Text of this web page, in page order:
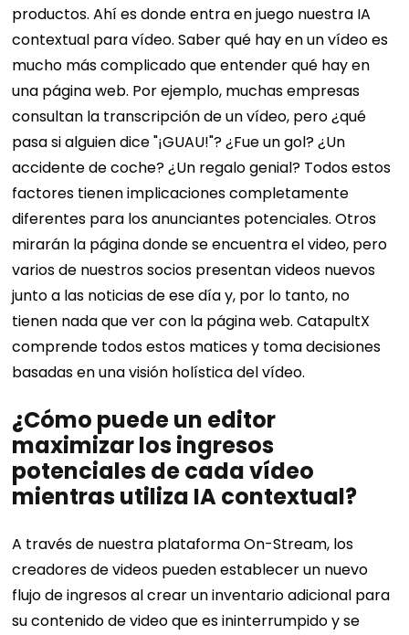
productos. Ahí es donde entra en juego nuestra IA
contextual para vídeo. Saber qué hay en un vídeo es
mucho más complicado que entender qué hay en
una página web. Por ejemplo, muchas empresas
consultan la transcripción de un vídeo, pero ¿qué
pasa si alguien dice "¡GUAU!"? ¿Fue un gol? ¿Un
accidente de coche? ¿Un regalo genial? Todos estos
factores tienen implicaciones completamente
diferentes para los anunciantes potenciales. Otros
mirarán la página donde se encuentra el video, pero
varios de nuestros socios presentan videos nuevos
junto a las noticias de ese día y, por lo tanto, no
tienen nada que ver con la página web. CatapultX
comprende todos estos matices y toma decisiones
basadas en una visión holística del vídeo.
¿Cómo puede un editor
maximizar los ingresos
potenciales de cada vídeo
mientras utiliza IA contextual?
A través de nuestra plataforma On-Stream, los
creadores de videos pueden establecer un nuevo
flujo de ingresos al crear un inventario adicional para
su contenido de video que es ininterrumpido y se